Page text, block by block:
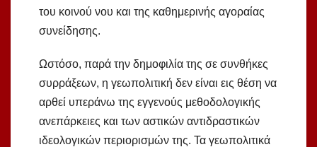
του κοινού νου και της καθημερινής αγοραίας
συνείδησης.
Ωστόσο, παρά την δημοφιλία της σε συνθήκες
συρράξεων, η γεωπολιτική δεν είναι εις θέση να
αρθεί υπεράνω της εγγενούς μεθοδολογικής
ανεπάρκειες και των αστικών αντιδραστικών
ιδεολογικών περιορισμών της. Τα γεωπολιτικά